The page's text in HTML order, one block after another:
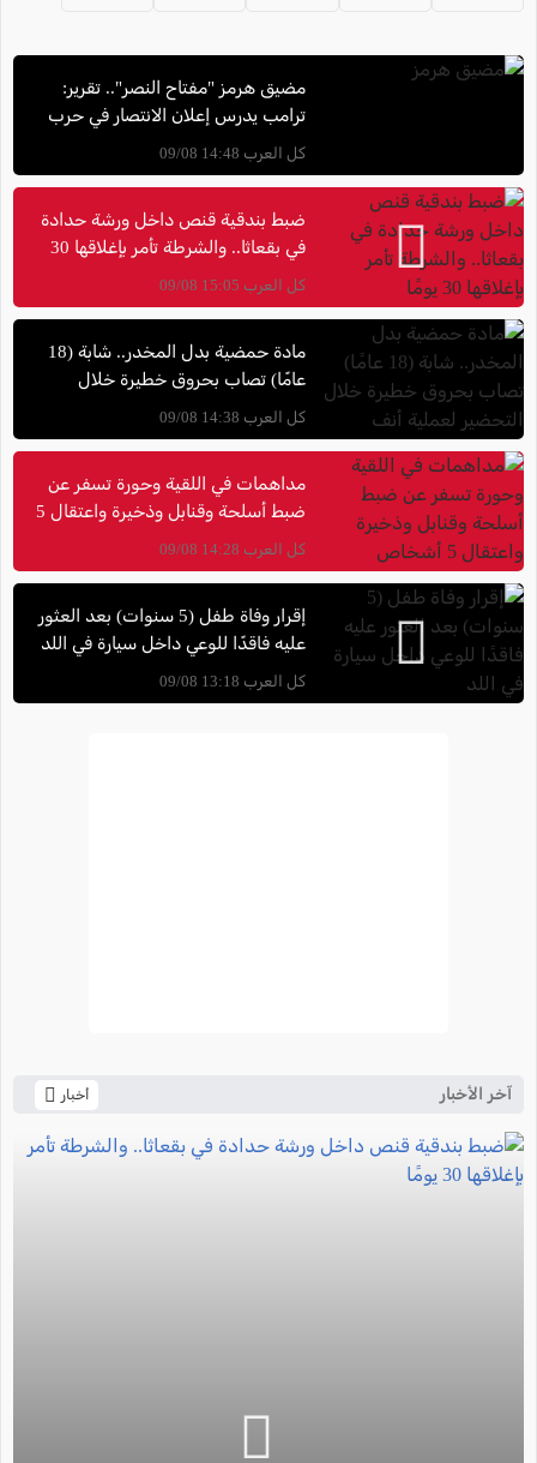
مضيق هرمز "مفتاح النصر".. تقرير:
ترامب يدرس إعلان الانتصار في حرب
إيران حتى دون اتفاق نووي
كل العرب 14:48 09/08
ضبط بندقية قنص داخل ورشة حدادة
في بقعاثا.. والشرطة تأمر بإغلاقها 30
يومًا
كل العرب 15:05 09/08
مادة حمضية بدل المخدر.. شابة (18
عامًا) تصاب بحروق خطيرة خلال
التحضير لعملية أنف
كل العرب 14:38 09/08
مداهمات في اللقية وحورة تسفر عن
ضبط أسلحة وقنابل وذخيرة واعتقال 5
أشخاص
كل العرب 14:28 09/08
إقرار وفاة طفل (5 سنوات) بعد العثور
عليه فاقدًا للوعي داخل سيارة في اللد
كل العرب 13:18 09/08
آخر الأخبار أخبار